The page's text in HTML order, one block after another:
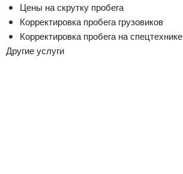
Цены на скрутку пробега
Корректировка пробега грузовиков
Корректировка пробега на спецтехнике
Другие услуги